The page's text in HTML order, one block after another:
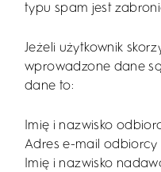
typu spam jest
Jeżeli użytkownik
wprowadzone dane
dane to:
Imię i nazwisko
Adres e-mail odbiorcy
Imię i nazwisko